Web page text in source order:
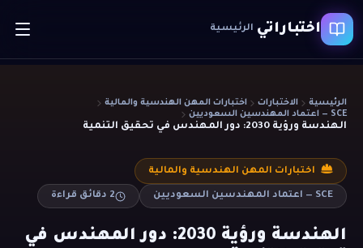
اختباراتي الرئيسية
الرئيسية الاختبارات
اختبارات المهن الهندسية والمالية
SCE — اعتماد المهندسين السعوديين
الهندسة ورؤية 2030: دور المهندس في تحقيق التنمية
اختبارات المهن الهندسية والمالية
SCE — اعتماد المهندسين السعوديين 2 دقائق قراءة
الهندسة ورؤية 2030: دور المهندس في